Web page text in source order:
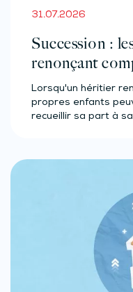
31.07.2026
Succession :
renonçant
Lorsqu'un héritier
propres enfants
recueillir sa part à